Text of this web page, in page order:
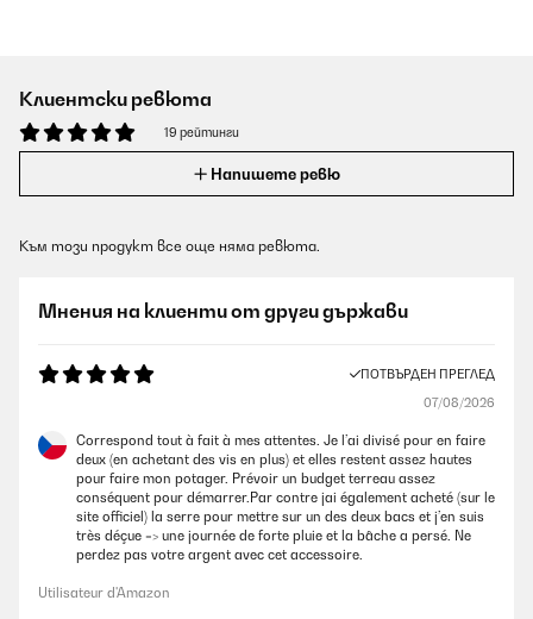
Клиентски ревюта
19 рейтинги
Напишете ревю
Към този продукт все още няма ревюта.
Мнения на клиенти от други държави
ПОТВЪРДЕН ПРЕГЛЕД
07/08/2026
Correspond tout à fait à mes attentes. Je l’ai divisé pour en faire
deux (en achetant des vis en plus) et elles restent assez hautes
pour faire mon potager. Prévoir un budget terreau assez
conséquent pour démarrer.Par contre jai également acheté (sur le
site officiel) la serre pour mettre sur un des deux bacs et j’en suis
très déçue => une journée de forte pluie et la bâche a persé. Ne
perdez pas votre argent avec cet accessoire.
Utilisateur d'Amazon